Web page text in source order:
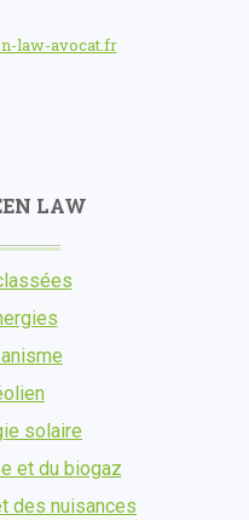
law-avocat.fr
LAW
solaire
et du biogaz
des nuisances